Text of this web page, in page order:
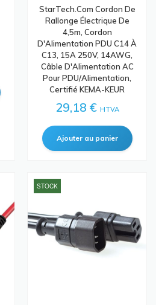
StarTech.com Cordon De
Rallonge Électrique De
4,5m, Cordon
D'Alimentation PDU C14 À
C13, 15A 250V, 14AWG,
Câble D'Alimentation AC
Pour PDU/Alimentation,
Certifié KEMA-KEUR
29,18 € HTVA
STOCK